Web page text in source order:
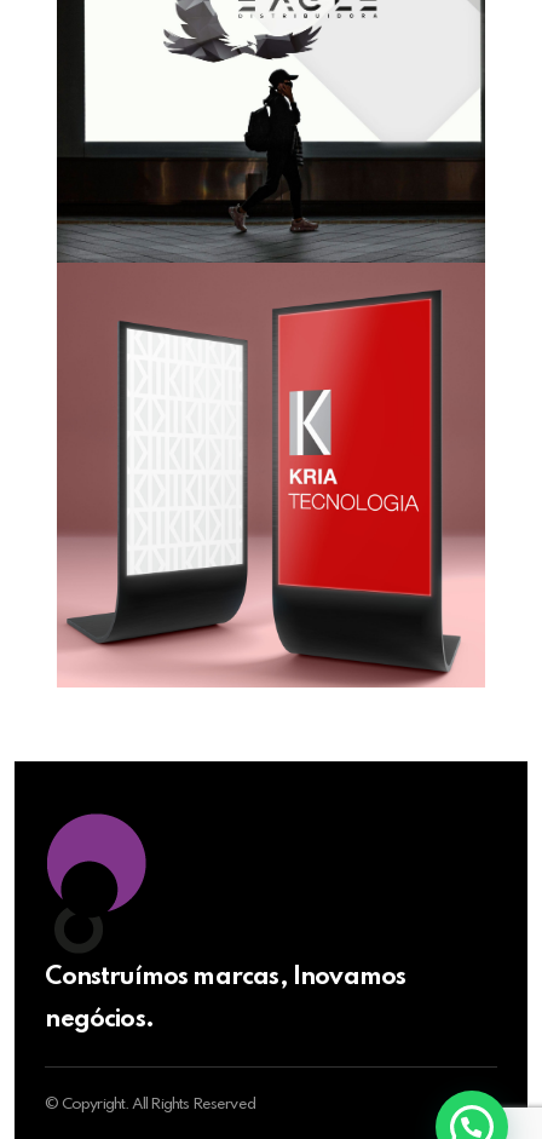
Construímos marcas, Inovamos
negócios.
© Copyright. All Rights Reserved